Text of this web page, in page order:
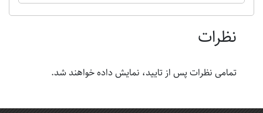
نظرات
تمامی نظرات پس از تایید، نمایش داده خواهند شد.